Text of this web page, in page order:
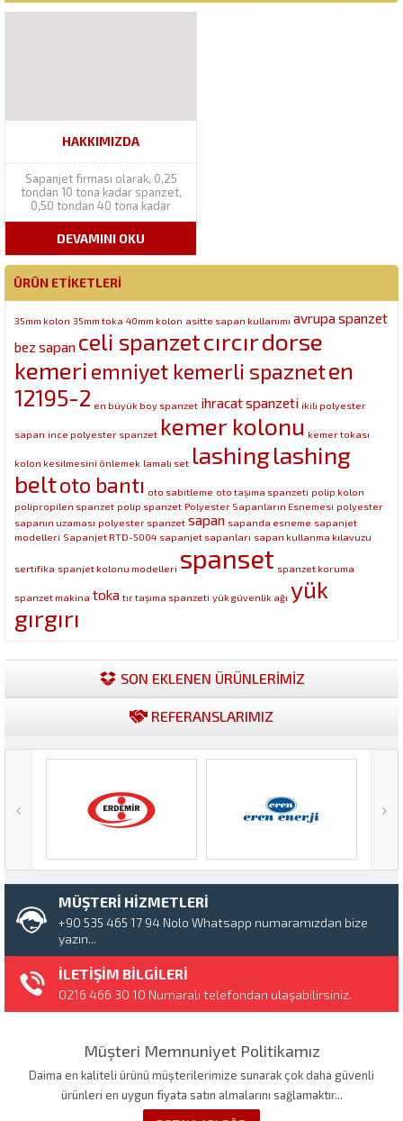
HAKKIMIZDA
Sapanjet firması olarak, 0,25
tondan 10 tona kadar spanzet,
0,50 tondan 40 tona kadar
polyester sapan, 5 tondan 100
tona kadar sonsuz polyester
sapan, 0,50 tondan 3 tona kadar
tek kullanımlık sapan, 1 tondan
40 tona kadar oto çeki halatı,...
DEVAMINI OKU
ÜRÜN ETIKETLERI
35mm kolon 35mm toka 40mm kolon asitte sapan kullanımı avrupa spanzet
bez sapan celi spanzetcırcırdorse
kemeri emniyet kemerli spazneten
12195-2 en büyük boy spanzet ihracat spanzeti ikili polyester
sapan ince polyester spanzet kemer kolonu kemer tokası
kolon kesilmesini önlemek lamalı set lashinglashing
beltoto bantı oto sabitleme oto taşıma spanzeti polip kolon
polipropilen spanzet polip spanzet Polyester Sapanların Esnemesi polyester
sapanın uzaması polyester spanzet sapan sapanda esneme sapanjet
modelleri Sapanjet RTD-5004 sapanjet sapanları sapan kullanma kılavuzu
sertifika spanjet kolonu modelleri spanset spanzet koruma
spanzet makina toka tır taşıma spanzeti yük güvenlik ağı yük
gırgırı
SON EKLENEN ÜRÜNLERİMİZ
REFERANSLARIMIZ
MÜŞTERİ HİZMETLERİ
+90 535 465 17 94 Nolo Whatsapp numaramızdan bize
yazın...
İLETİŞİM BİLGİLERİ
0216 466 30 10 Numaralı telefondan ulaşabilirsiniz.
Müşteri Memnuniyet Politikamız
Daima en kaliteli ürünü müşterilerimize sunarak çok daha güvenli
ürünleri en uygun fiyata satın almalarını sağlamaktır...